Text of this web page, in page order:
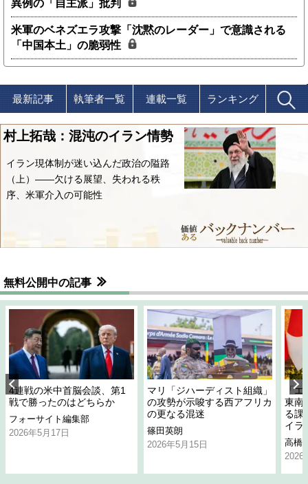
異例の「自主派」批判
米軍のベネズエラ攻撃「沈黙のレーダー」で意識される
「中国本土」の脆弱性
最新記事 執筆者一覧 連載一覧 ランキング
村上拓哉：混沌のイラン情勢
イラン現体制が迷い込んだ政治の隘路
（上）――欠ける展望、失われる秩
序、米軍介入の可能性
無料公開中の記事
4連戦の米中首脳会談、第1
戦で勝ったのはどちらか
フォーサイト編集部
2026年5月17日
マリ「ジハーディスト組織」
の攻勢が示唆する西アフリカ
の更なる混迷
篠田英朗
2026年5月15日
「
東南
る課
イラ
高橋
2026